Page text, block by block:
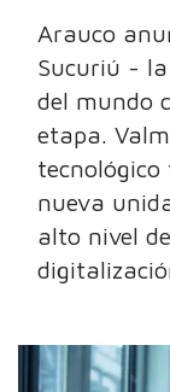
Arauco
Sucuriú -
del mundo
etapa.
tecnológico
nueva
alto nivel